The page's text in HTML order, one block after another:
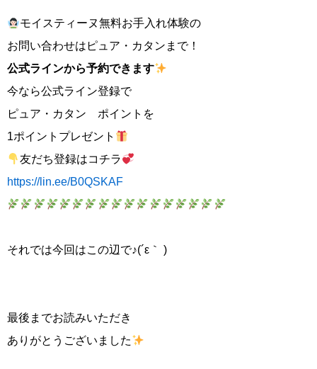
モイスティーヌ無料お手入れ体験の
お問い合わせはピュア・カタンまで！
公式ラインから予約できます
今なら公式ライン登録で
ピュア・カタン ポイントを
1ポイントプレゼント
友だち登録はコチラ
https://lin.ee/B0QSKAF
それでは今回はこの辺で♪(´ε｀ )
最後までお読みいただき
ありがとうございました